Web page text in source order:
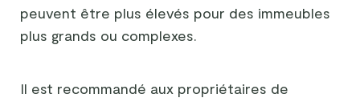
peuvent être plus élevés pour des immeubles
plus grands ou complexes.
Il est recommandé aux propriétaires de